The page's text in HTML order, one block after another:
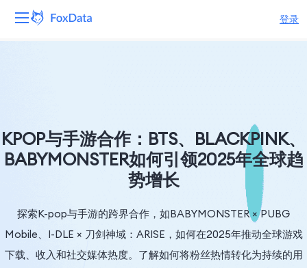
登录
解决方案
资源
公司
KPOP与手游合作：BTS、BLACKPINK、
BABYMONSTER如何引领2025年全球趋
势增长
探索K-pop与手游的跨界合作，如BABYMONSTER × PUBG
Mobile、I-DLE × 刀剑神域：ARISE，如何在2025年推动全球游戏
下载、收入和社交媒体热度。了解如何将粉丝热情转化为持续的用